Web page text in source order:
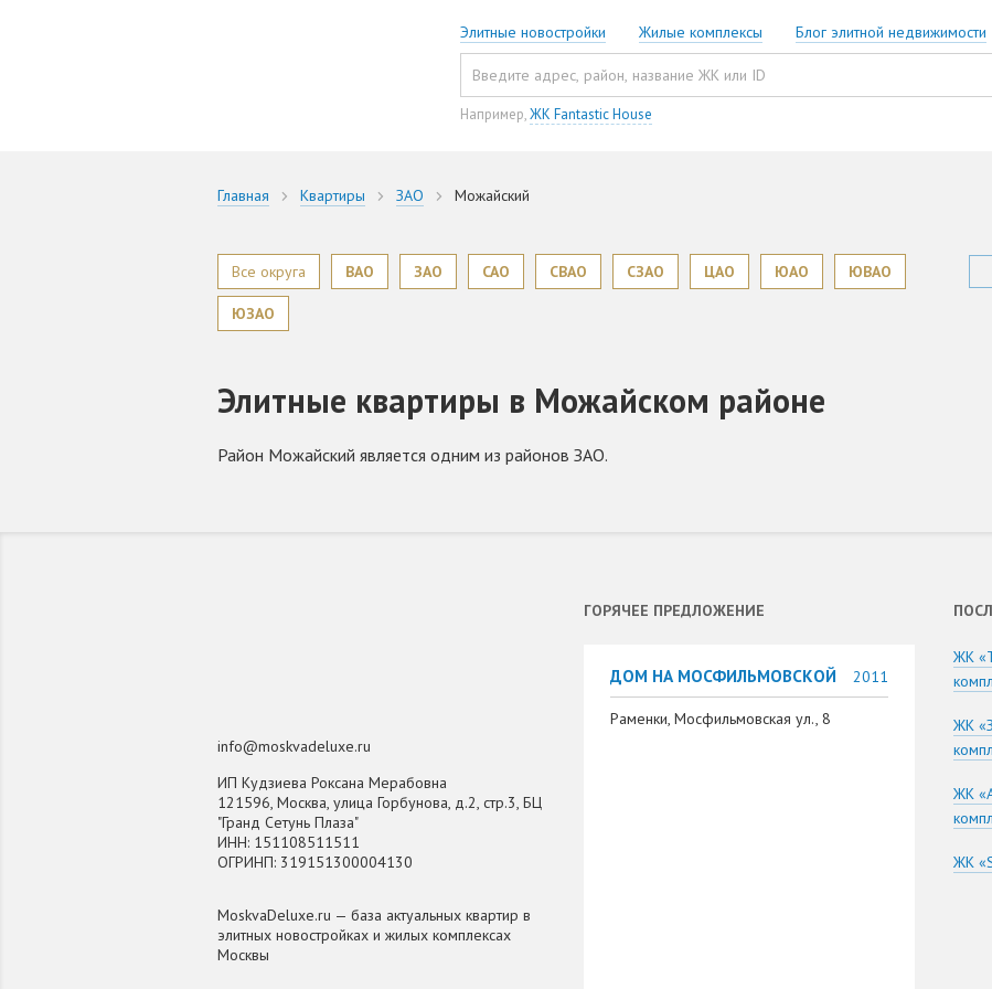
Элитные новостройки Жилые комплексы Блог элитной недвижимости
Например,ЖК Fantastic House
Главная Квартиры ЗАО Можайский
Все округа ВАО ЗАО САО СВАО СЗАО ЦАО ЮАО ЮВАО
ЮЗАО
Элитные квартиры в Можайском районе
Район Можайский является одним из районов ЗАО.
info@moskvadeluxe.ru
ИП Кудзиева Роксана Мерабовна
121596, Москва, улица Горбунова, д.2, стр.3, БЦ
"Гранд Сетунь Плаза"
ИНН: 151108511511
ОГРИНП: 319151300004130
MoskvaDeluxe.ru — база актуальных квартир в
элитных новостройках и жилых комплексах
Москвы
ГОРЯЧЕЕ ПРЕДЛОЖЕНИЕ
ДОМ НА МОСФИЛЬМОВСКОЙ 2011
Раменки, Мосфильмовская ул., 8
ЖК
ЖК
ЖК
ЖК